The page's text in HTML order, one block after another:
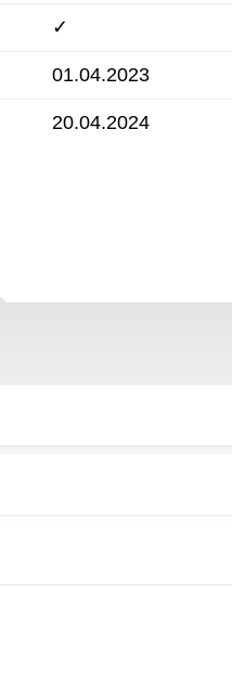
✓
01.04.2023
20.04.2024